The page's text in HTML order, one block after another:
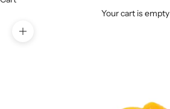
Your cart is empty
Zoom picture